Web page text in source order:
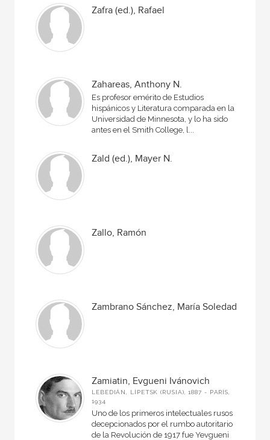
Zafra (ed.), Rafael
Zahareas, Anthony N.
Es profesor emérito de Estudios
hispánicos y Literatura comparada en la
Universidad de Minnesota, y lo ha sido
an­tes en el Smith College, l...
Zald (ed.), Mayer N.
Zallo, Ramón
Zambrano Sánchez, María Soledad
Zamiatin, Evgueni Ivánovich
LEBEDIÁN, LÍPETSK (RUSIA), 1887 - PARÍS,
1934
Uno de los primeros intelectuales rusos
decepcionados por el rumbo autoritario
de la Revolución de 1917 fue Yevgueni